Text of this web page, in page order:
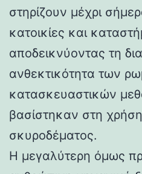
στηρίζουν μέχρι
κατοικίες και
αποδεικνύοντας τη
ανθεκτικότητα των
κατασκευαστικών
βασίστηκαν στη
σκυροδέματος.
Η μεγαλύτερη όμως